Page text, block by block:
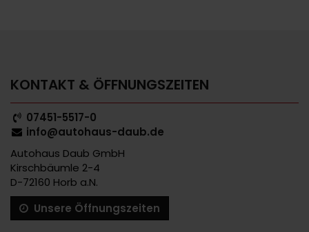
KONTAKT & ÖFFNUNGSZEITEN
07451-5517-0
info@autohaus-daub.de
Autohaus Daub GmbH
Kirschbäumle 2-4
D-72160 Horb a.N.
Unsere Öffnungszeiten